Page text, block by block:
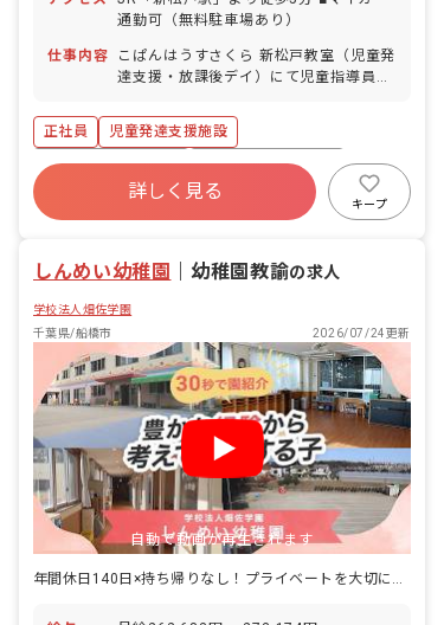
通勤可（無料駐車場あり）
仕事内容
こぱんはうすさくら 新松戸教室（児童発
達支援・放課後デイ）にて児童指導員の
容 ・集団活動の直接支援業務 ・書類作
成、送迎、保護者対応 ・療育に関わる一
切の業務
正社員
児童発達支援施設
ボーナス・賞与あり
年間休日120日以上
社会保険完備
有給
福利厚生充実
詳しく見る
キープ
しんめい幼稚園 ｜幼稚園教諭の求人
学校法人畑佐学園
千葉県/船橋市
2026/07/24更新
自動で動画が再生されます
年間休日140日×持ち帰りなし！プライベートを大切に働きやすい環境です